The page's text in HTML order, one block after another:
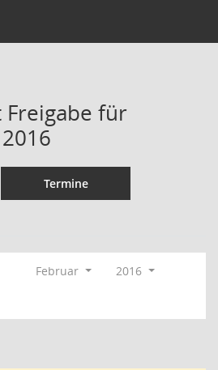
Freigabe für
Termine
Februar
2016